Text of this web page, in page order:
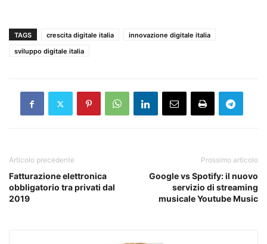
TAGS crescita digitale italia
innovazione digitale italia
sviluppo digitale italia
Articolo precedente
Fatturazione elettronica
obbligatorio tra privati dal
2019
Prossimo articolo
Google vs Spotify: il nuovo
servizio di streaming
musicale Youtube Music